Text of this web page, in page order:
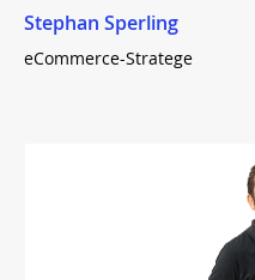
Stephan Sperling
eCommerce-Stratege